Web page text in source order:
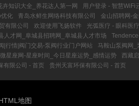
知识大全_养花达人第一网 用户登录 - 智慧WiFi
化 青岛水鲜生网络科技有限公司
金山招聘网-
有限公司 欢迎使用飞扬软件 光弧医疗 - 眼科医疗
人才网_阜城县招聘网_阜城县人才市场
|行情|阀门交易-泵阀行业门户网站
马鞍山泵阀网_
星座网-星座时间_今日星座运势_感情运势
西藏
有限公司 - 首页 贵州天富环保有限公司 - 首页
地图